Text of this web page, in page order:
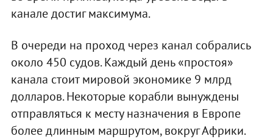
канале достиг максимума.
В очереди на проход через канал собрались
около 450 судов. Каждый день «простоя»
канала стоит мировой экономике 9 млрд
долларов. Некоторые корабли вынуждены
отправляться к месту назначения в Европе
более длинным маршрутом, вокруг Африки.